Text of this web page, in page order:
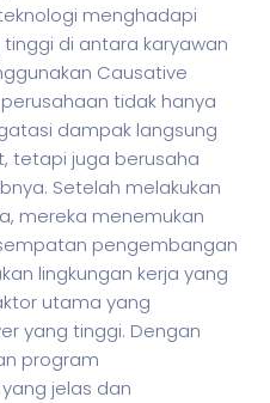
menghadapi
di antara karyawan
Causative
tidak hanya
dampak langsung
tetapi juga berusaha
Setelah melakukan
mereka menemukan
pengembangan
lingkungan kerja yang
utama yang
yang tinggi. Dengan
program
jelas dan